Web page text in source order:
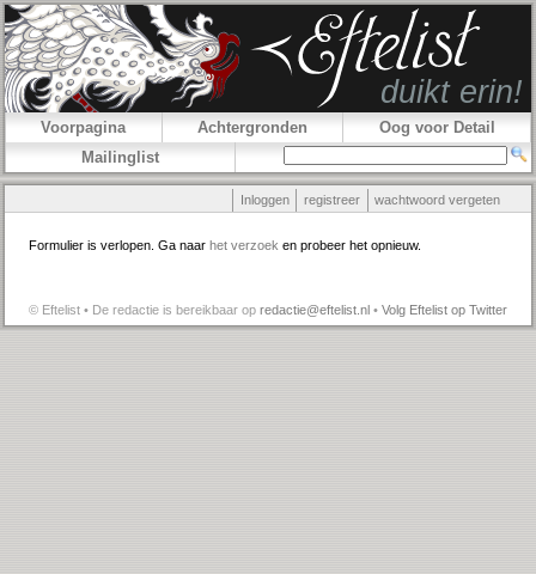
Voorpagina Achtergronden
Oog voor Detail
Mailinglist
Inloggen registreer wachtwoord vergeten
Formulier is verlopen. Ga naar het verzoek en probeer het opnieuw.
© Eftelist • De redactie is bereikbaar op redactie@eftelist.nl • Volg Eftelist op Twitter